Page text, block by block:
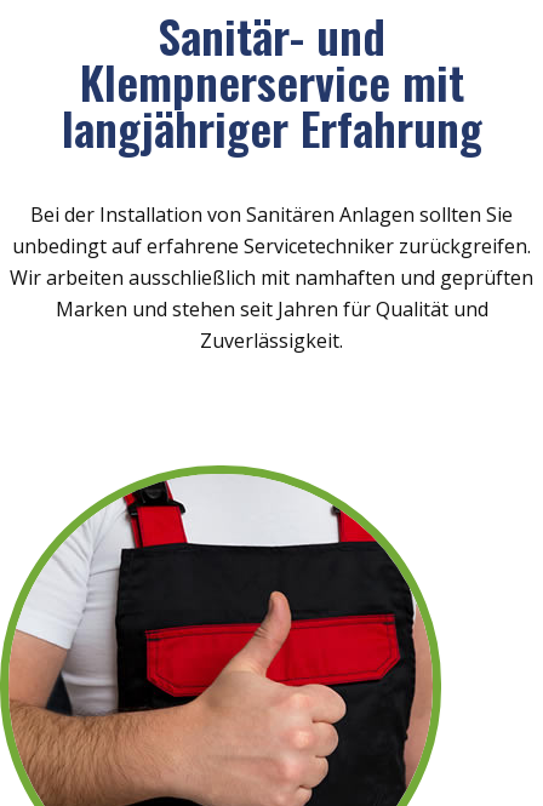
Sanitär- und
Klempnerservice mit
langjähriger Erfahrung
Bei der Installation von Sanitären Anlagen sollten Sie
unbedingt auf erfahrene Servicetechniker zurückgreifen.
Wir arbeiten ausschließlich mit namhaften und geprüften
Marken und stehen seit Jahren für Qualität und
Zuverlässigkeit.